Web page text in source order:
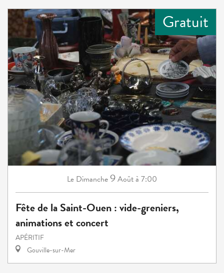
Gratuit
Le Dimanche9Aoûtà 7:00
Fête de la Saint-Ouen : vide-greniers,
animations et concert
APÉRITIF
Gouville-sur-Mer